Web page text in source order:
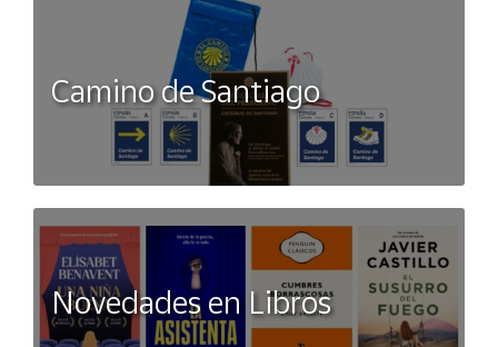
Camino de Santiago
Novedades en Libros